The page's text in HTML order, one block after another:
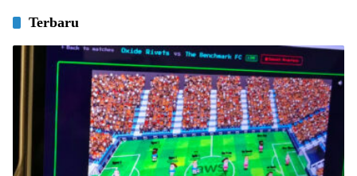
Terbaru